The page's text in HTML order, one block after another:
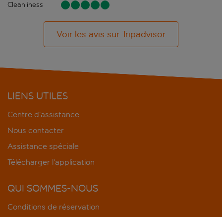
Cleanliness
Voir les avis sur Tripadvisor
LIENS UTILES
Centre d’assistance
Nous contacter
Assistance spéciale
Télécharger l’application
QUI SOMMES-NOUS
Conditions de réservation